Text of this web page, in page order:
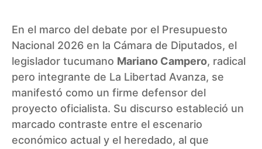
En el marco del debate por el Presupuesto
Nacional 2026 en la Cámara de Diputados, el
legislador tucumano Mariano Campero, radical
pero integrante de La Libertad Avanza, se
manifestó como un firme defensor del
proyecto oficialista. Su discurso estableció un
marcado contraste entre el escenario
económico actual y el heredado, al que